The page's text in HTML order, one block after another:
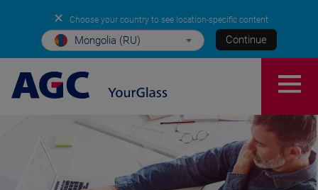
✕ Choose your country to see location-specific content
Mongolia (RU) Continue